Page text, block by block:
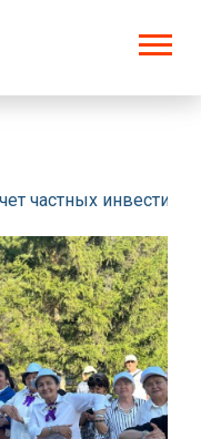
частных